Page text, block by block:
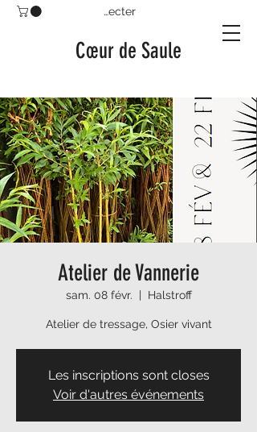
Se connecter
Cœur de Saule
Atelier de Vannerie
sam. 08 févr.
  |
Halstroff
Atelier de tressage, Osier vivant
Les inscriptions sont closes
Voir d'autres événements